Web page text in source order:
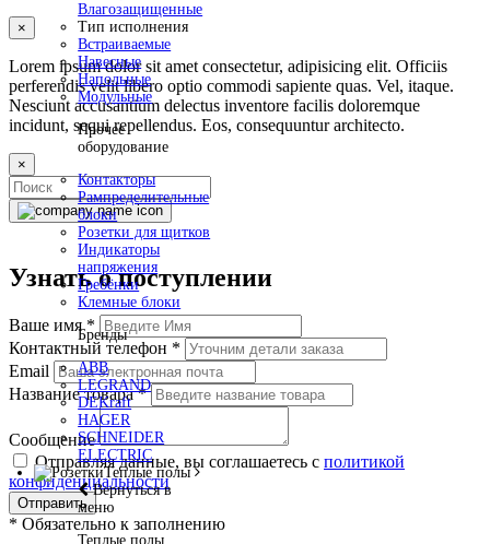
Влагозащищенные
Тип исполнения
Встраиваемые
Навесные
Напольные
Модульные
Прочее
оборудование
Контакторы
Рампределительные
блоки
Розетки для щитков
Индикаторы
напряжения
Гребёнки
Клемные блоки
Бренды
ABB
LEGRAND
DEKraft
HAGER
SCHNEIDER
ELECTRIC
Теплые полы
Вернуться в
меню
Теплые полы
×
Lorem ipsum dolor sit amet consectetur, adipisicing elit. Officiis
perferendis velit libero optio commodi sapiente quas. Vel, itaque.
Nesciunt accusantium delectus inventore facilis doloremque
incidunt, sequi repellendus. Eos, consequuntur architecto.
×
Узнать о поступлении
Ваше имя*
Контактный телефон *
Email
Название товара*
Сообщение
Отправляя данные, вы соглашаетесь с политикой
конфиденциальности
Отправить
* Обязательно к заполнению